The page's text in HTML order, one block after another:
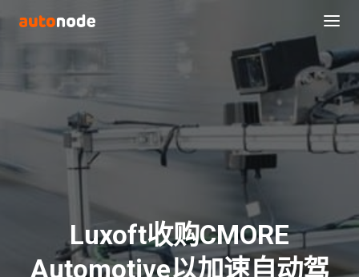
Search
Luxoft收购CMORE
Automotive以加速自动驾